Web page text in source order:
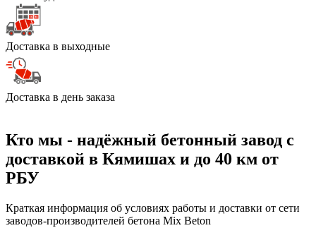
Доставка в выходные
Доставка в день заказа
Кто мы - надёжный бетонный завод с
доставкой в Кямишах и до 40 км от
РБУ
Краткая информация об условиях работы и доставки от сети
заводов-производителей бетона Mix Beton